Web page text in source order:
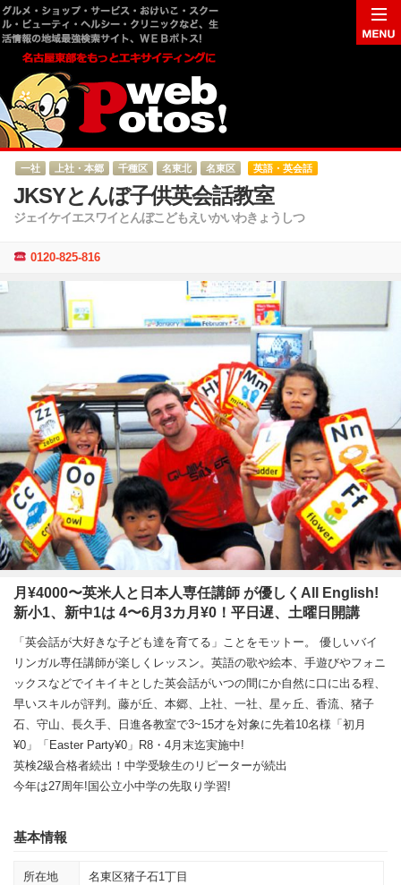
一社 上社・本郷 千種区 名東北 名東区 英語・英会話
JKSYとんぼ子供英会話教室
ジェイケイエスワイとんぼこどもえいかいわきょうしつ
0120-825-816
月¥4000〜英米人と日本人専任講師 が優しくAll English!
新小1、新中1は 4〜6月3カ月¥0！平日遅、土曜日開講
「英会話が大好きな子ども達を育てる」ことをモットー。 優しいバイ
リンガル専任講師が楽しくレッスン。英語の歌や絵本、手遊びやフォニ
ックスなどでイキイキとした英会話がいつの間にか自然に口に出る程、
早いスキルが評判。藤が丘、本郷、上社、一社、星ヶ丘、香流、猪子
石、守山、長久手、日進各教室で3~15才を対象に先着10名様「初月
¥0」「Easter Party¥0」R8・4月末迄実施中!
英検2級合格者続出！中学受験生のリピーターが続出
今年は27周年!国公立小中学の先取り学習!
基本情報
所在地 名東区猪子石1丁目